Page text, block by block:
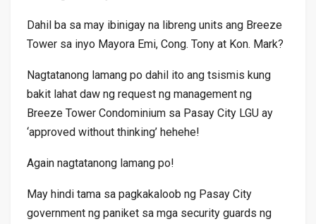
Dahil ba sa may ibinigay na libreng units ang Breeze
Tower sa inyo Mayora Emi, Cong. Tony at Kon. Mark?
Nagtatanong lamang po dahil ito ang tsismis kung
bakit lahat daw ng request ng management ng
Breeze Tower Condominium sa Pasay City LGU ay
‘approved without thinking’ hehehe!
Again nagtatanong lamang po!
May hindi tama sa pagkakaloob ng Pasay City
government ng paniket sa mga security guards ng